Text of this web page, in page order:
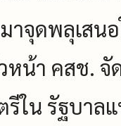
าจุดพลุเสน
น้า คสช. จั
ใน รัฐบาล